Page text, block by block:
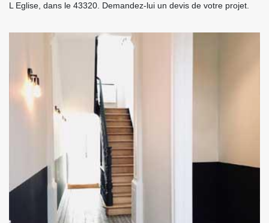
L Eglise, dans le 43320. Demandez-lui un devis de votre projet.